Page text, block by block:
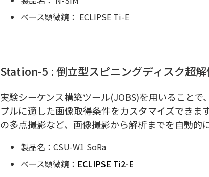
ベース顕微鏡： ECLIPSE Ti-E
Station-5 : 倒立型スピニングディスク超
実験シーケンス構築ツール(JOBS)を用いること
プルに適した画像取得条件をカスタマイズできま
の多点撮影など、画像撮影から解析までを自動的
製品名：CSU-W1 SoRa
ベース顕微鏡： ECLIPSE Ti2-E